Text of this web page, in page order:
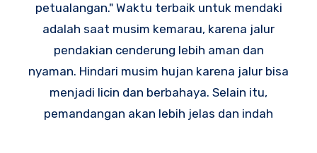
petualangan." Waktu terbaik untuk mendaki
adalah saat musim kemarau, karena jalur
pendakian cenderung lebih aman dan
nyaman. Hindari musim hujan karena jalur bisa
menjadi licin dan berbahaya. Selain itu,
pemandangan akan lebih jelas dan indah